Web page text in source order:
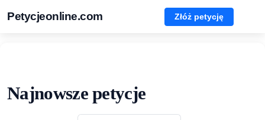
Petycjeonline.com Złóż petycję
Najnowsze petycje